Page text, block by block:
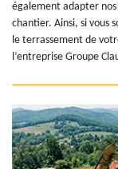
également adapter nos
chantier. Ainsi, si vous
le terrassement de
l’entreprise Groupe